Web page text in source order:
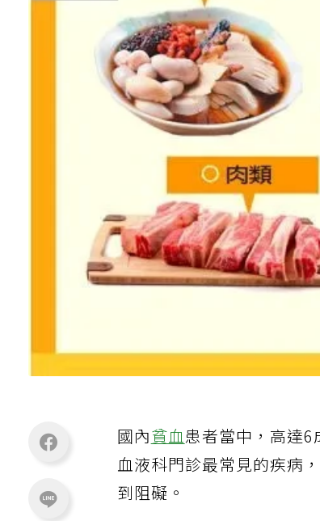
國內貧血患者當中，高達
血液科門診最常見的疾病
到阻礙。